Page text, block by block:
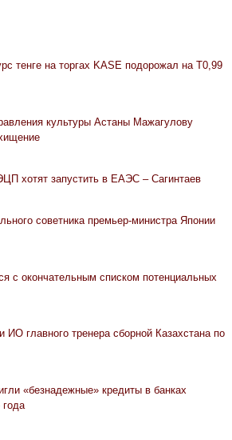
тенге на торгах KASE подорожал на Т0,99
культуры Астаны Мажагулову
хотят запустить в ЕАЭС – Сагинтаев
советника премьер-министра Японии
с окончательным списком потенциальных
ИО главного тренера сборной Казахстана по
«безнадежные» кредиты в банках
года